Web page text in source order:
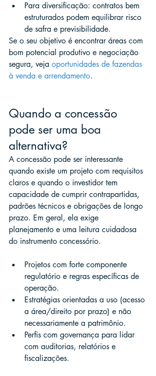
Para diversificação: contratos bem
estruturados podem equilibrar risco
de safra e previsibilidade.
Se o seu objetivo é encontrar áreas com
bom potencial produtivo e negociação
segura, veja oportunidades de fazendas
à venda e arrendamento.
Quando a concessão
pode ser uma boa
alternativa?
A concessão pode ser interessante
quando existe um projeto com requisitos
claros e quando o investidor tem
capacidade de cumprir contrapartidas,
padrões técnicos e obrigações de longo
prazo. Em geral, ela exige
planejamento e uma leitura cuidadosa
do instrumento concessório.
Projetos com forte componente
regulatório e regras específicas de
operação.
Estratégias orientadas a uso (acesso
a área/direito por prazo) e não
necessariamente a patrimônio.
Perfis com governança para lidar
com auditorias, relatórios e
fiscalizações.